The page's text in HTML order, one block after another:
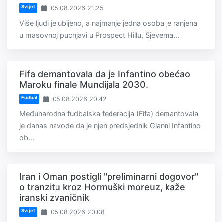
Svijet 05.08.2026 21:25
Više ljudi je ubijeno, a najmanje jedna osoba je ranjena
u masovnoj pucnjavi u Prospect Hillu, Sjeverna...
Fifa demantovala da je Infantino obećao
Maroku finale Mundijala 2030.
Fudbal 05.08.2026 20:42
Međunarodna fudbalska federacija (Fifa) demantovala
je danas navode da je njen predsjednik Gianni Infantino
ob...
Iran i Oman postigli "preliminarni dogovor"
o tranzitu kroz Hormuški moreuz, kaže
iranski zvaničnik
Svijet 05.08.2026 20:08